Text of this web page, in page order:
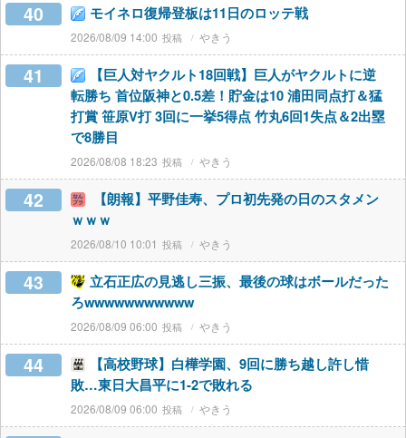
40 モイネロ復帰登板は11日のロッテ戦
2026/08/09 14:00 やきう
41
【巨人対ヤクルト18回戦】巨人がヤクルトに逆
転勝ち 首位阪神と0.5差！貯金は10 浦田同点打＆猛
打賞 笹原V打 3回に一挙5得点 竹丸6回1失点＆2出塁
で8勝目
2026/08/08 18:23 やきう
42
【朗報】平野佳寿、プロ初先発の日のスタメン
ｗｗｗ
2026/08/10 10:01 やきう
43
立石正広の見逃し三振、最後の球はボールだった
ろwwwwwwwwwww
2026/08/09 06:00 やきう
44
【高校野球】白樺学園、9回に勝ち越し許し惜
敗…東日大昌平に1-2で敗れる
2026/08/09 06:00 やきう